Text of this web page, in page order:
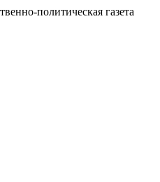
политическая газета